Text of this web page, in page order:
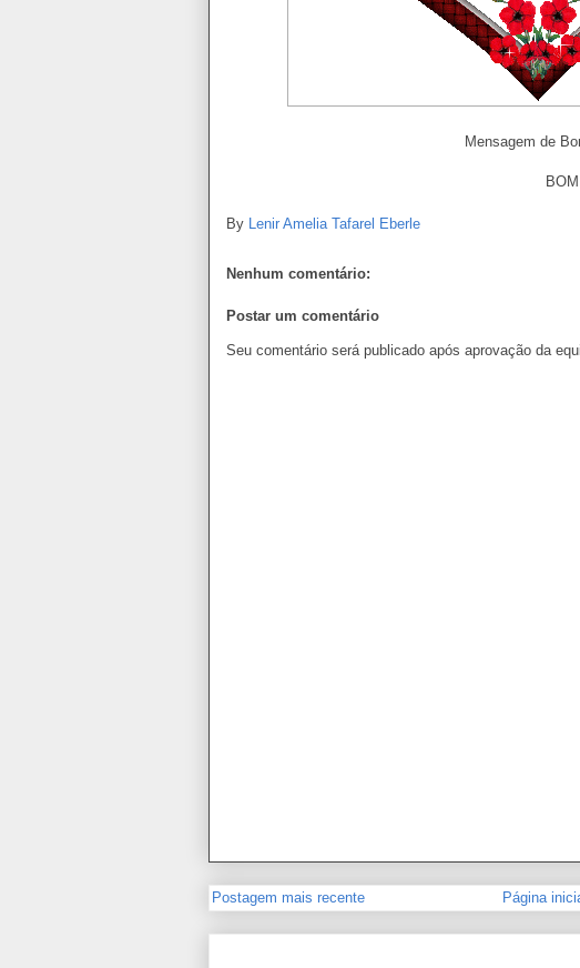
Mensagem de
BOM
By Lenir Amelia Tafarel Eberle
Nenhum comentário:
Postar um comentário
Seu comentário será publicado após aprovação da
Postagem mais recente Página